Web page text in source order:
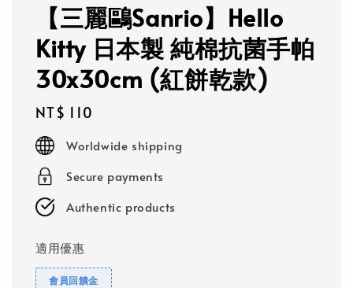
【三麗鷗Sanrio】Hello
Kitty 日本製 純棉抗菌手帕
30x30cm (紅餅乾款)
Regular
price
NT$ 110
Worldwide shipping
Secure payments
Authentic products
適用優惠
會員回饋金